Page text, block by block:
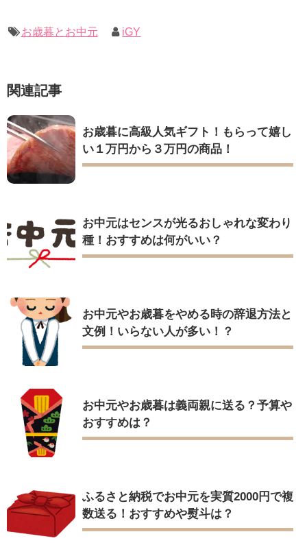
お歳暮とお中元 iGY
関連記事
お歳暮に高級人気ギフト！もらって嬉し
い１万円から３万円の商品！
お中元はセンスが光るおしゃれな変わり
種！おすすめは何がいい？
お中元やお歳暮をやめる時の辞退方法と
文例！いらない人が多い！？
お中元やお歳暮は義両親に送る？予算や
おすすめは？
ふるさと納税でお中元を実質2000円で複
数送る！おすすめや熨斗は？